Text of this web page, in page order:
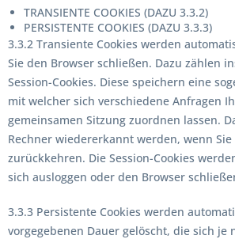
TRANSIENTE COOKIES (DAZU 3.3.2)
PERSISTENTE COOKIES (DAZU 3.3.3)
3.3.2 Transiente Cookies werden
Sie den Browser schließen. Dazu zählen
Session-Cookies. Diese speichern eine
mit welcher sich verschiedene Anfragen
gemeinsamen Sitzung zuordnen lassen.
Rechner wiedererkannt werden, wenn
zurückkehren. Die Session-Cookies
sich ausloggen oder den Browser
3.3.3 Persistente Cookies werden
vorgegebenen Dauer gelöscht, die sich je